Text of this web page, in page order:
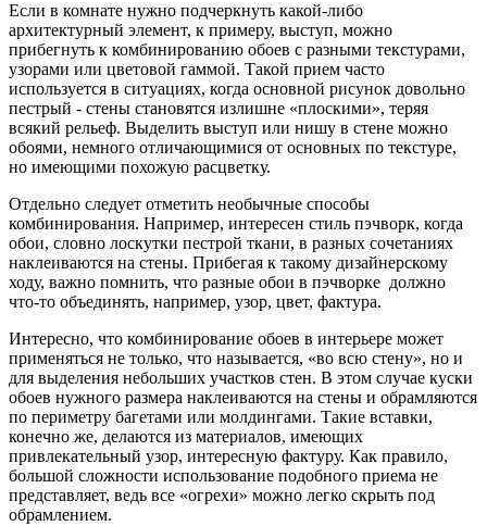
Если в комнате нужно подчеркнуть какой-либо
архитектурный элемент, к примеру, выступ, можно
прибегнуть к комбинированию обоев с разными текстурами,
узорами или цветовой гаммой. Такой прием часто
используется в ситуациях, когда основной рисунок довольно
пестрый - стены становятся излишне «плоскими», теряя
всякий рельеф. Выделить выступ или нишу в стене можно
обоями, немного отличающимися от основных по текстуре,
но имеющими похожую расцветку.
Отдельно следует отметить необычные способы
комбинирования. Например, интересен стиль пэчворк, когда
обои, словно лоскутки пестрой ткани, в разных сочетаниях
наклеиваются на стены. Прибегая к такому дизайнерскому
ходу, важно помнить, что разные обои в пэчворке должно
что-то объединять, например, узор, цвет, фактура.
Интересно, что комбинирование обоев в интерьере может
применяться не только, что называется, «во всю стену», но и
для выделения небольших участков стен. В этом случае куски
обоев нужного размера наклеиваются на стены и обрамляются
по периметру багетами или молдингами. Такие вставки,
конечно же, делаются из материалов, имеющих
привлекательный узор, интересную фактуру. Как правило,
большой сложности использование подобного приема не
представляет, ведь все «огрехи» можно легко скрыть под
обрамлением.